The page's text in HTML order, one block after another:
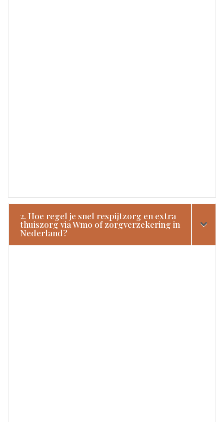
2. Hoe regel je snel respijtzorg en extra
thuiszorg via Wmo of zorgverzekering in
Nederland?